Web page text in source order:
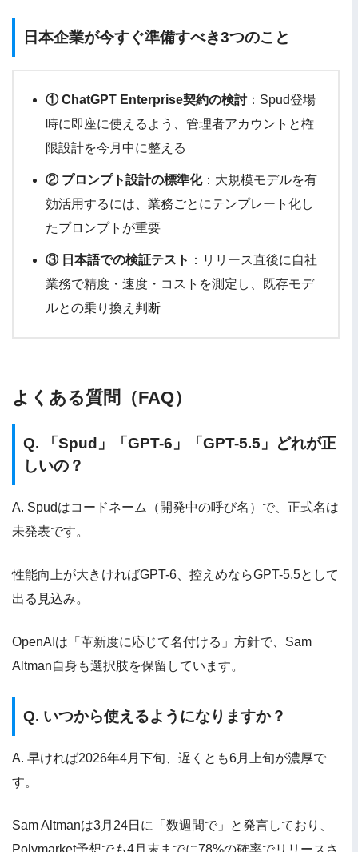
日本企業が今すぐ準備すべき3つのこと
① ChatGPT Enterprise契約の検討：Spud登場
時に即座に使えるよう、管理者アカウントと権
限設計を今月中に整える
② プロンプト設計の標準化：大規模モデルを有
効活用するには、業務ごとにテンプレート化し
たプロンプトが重要
③ 日本語での検証テスト ：リリース直後に自社
業務で精度・速度・コストを測定し、既存モデ
ルとの乗り換え判断
よくある質問（FAQ）
Q. 「Spud」「GPT-6」「GPT-5.5」どれが正
しいの？
A. Spudはコードネーム（開発中の呼び名）で、正式名は
未発表です。
性能向上が大きければGPT-6、控えめならGPT-5.5として
出る見込み。
OpenAIは「革新度に応じて名付ける」方針で、Sam
Altman自身も選択肢を保留しています。
Q. いつから使えるようになりますか？
A. 早ければ2026年4月下旬、遅くとも6月上旬が濃厚で
す。
Sam Altmanは3月24日に「数週間で」と発言しており、